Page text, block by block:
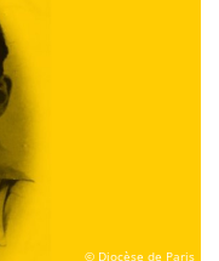
© Diocèse de Paris